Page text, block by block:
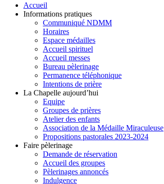
Accueil
Informations pratiques
Communiqué NDMM
Horaires
Espace médailles
Accueil spirituel
Accueil messes
Bureau pèlerinage
Permanence téléphonique
Intentions de prière
La Chapelle aujourd’hui
Equipe
Groupes de prières
Atelier des enfants
Association de la Médaille Miraculeuse
Propositions pastorales 2023-2024
Faire pèlerinage
Demande de réservation
Accueil des groupes
Pèlerinages annoncés
Indulgence